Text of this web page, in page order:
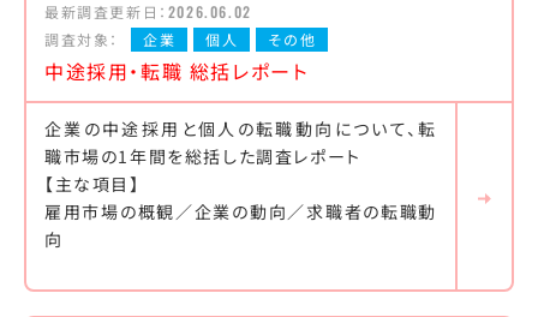
最新調査更新日： 2026.06.02
調査対象：
企業 個人 その他
中途採用・転職 総括レポート
企業の中途採用と個人の転職動向について、転
職市場の1年間を総括した調査レポート
【主な項目】
雇用市場の概観／企業の動向／求職者の転職動
向